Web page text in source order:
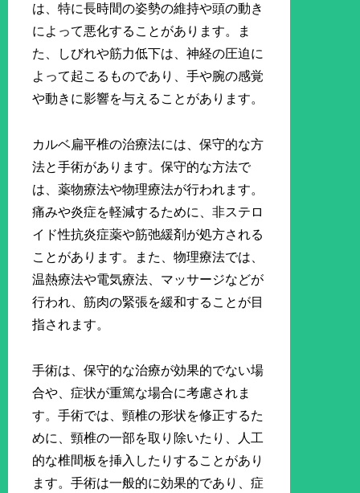
は、特に長時間の姿勢の維持や頭の動き
によって悪化することがあります。ま
た、しびれや筋力低下は、神経の圧迫に
よって起こるものであり、手や腕の感覚
や動きに影響を与えることがあります。
カルベ扁平椎の治療法には、保守的な方
法と手術があります。保守的な方法で
は、薬物療法や物理療法が行われます。
痛みや炎症を軽減するために、非ステロ
イド性抗炎症薬や筋弛緩剤が処方される
ことがあります。また、物理療法では、
温熱療法や電気療法、マッサージなどが
行われ、筋肉の緊張を緩和することが目
指されます。
手術は、保守的な治療が効果的でない場
合や、症状が重篤な場合に考慮されま
す。手術では、頸椎の形状を修正するた
めに、頸椎の一部を取り除いたり、人工
的な椎間板を挿入したりすることがあり
ます。手術は一般的に効果的であり、症